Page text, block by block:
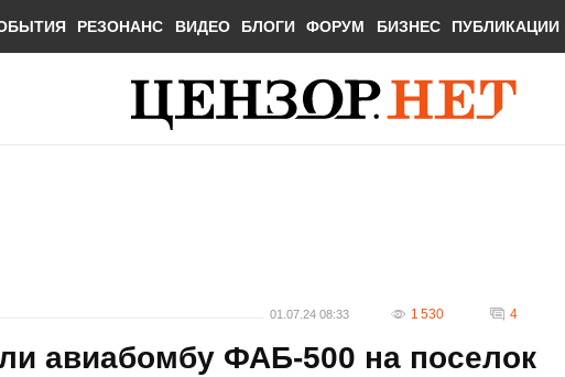
РЕЗОНАНС ВИДЕО БЛОГИ ФОРУМ БИЗНЕС ПУБЛИКАЦИИ
01.07.24 08:33 1 530 4
авиабомбу ФАБ-500 на поселок